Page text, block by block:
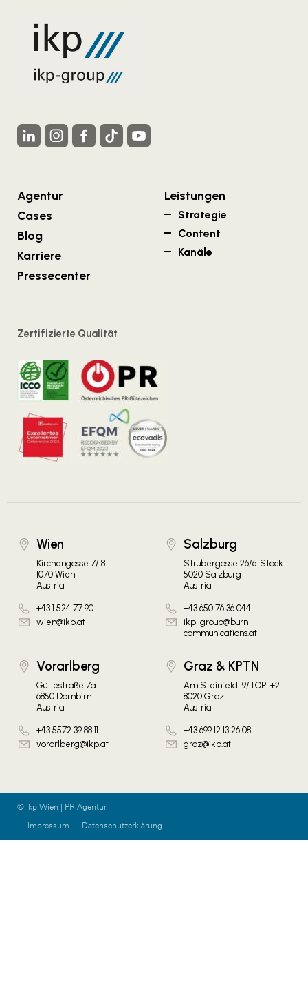
Agentur
Cases
Blog
Karriere
Pressecenter
Leistungen
Strategie
Content
Kanäle
Zertifizierte Qualität
Wien
Kirchengasse 7/18
1070 Wien
Austria
+43 1 524 77 90
wien@ikp.at
Salzburg
Strubergasse 26/6. Stock
5020 Salzburg
Austria
+43 650 76 36 044
ikp-group@burn-
communications.at
Vorarlberg
Gütlestraße 7a
6850 Dornbirn
Austria
+43 5572 39 88 11
vorarlberg@ikp.at
Graz & KPTN
Am Steinfeld 19/TOP 1+2
8020 Graz
Austria
+43 699 12 13 26 08
graz@ikp.at
© ikp Wien | PR Agentur
Impressum
Datenschutzerklärung